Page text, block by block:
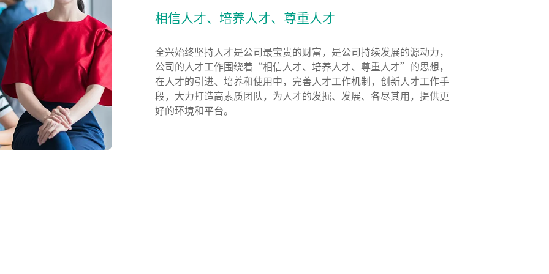
相信人才、培养人才、尊重人才
全兴始终坚持人才是公司最宝贵的财富，是公司持续发展的源动力，
公司的人才工作围绕着“相信人才、培养人才、尊重人才”的思想，
在人才的引进、培养和使用中，完善人才工作机制，创新人才工作手
段，大力打造高素质团队，为人才的发掘、发展、各尽其用，提供更
好的环境和平台。